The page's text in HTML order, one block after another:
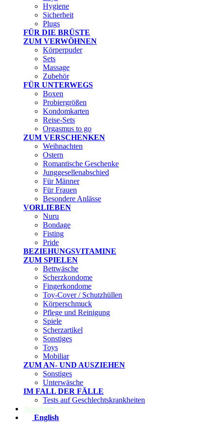
Hygiene
Sicherheit
Plugs
FÜR DIE BRÜSTE
ZUM VERWÖHNEN
Körperpuder
Sets
Massage
Zubehör
FÜR UNTERWEGS
Boxen
Probiergrößen
Kondomkarten
Reise-Sets
Orgasmus to go
ZUM VERSCHENKEN
Weihnachten
Ostern
Romantische Geschenke
Junggesellenabschied
Für Männer
Für Frauen
Besondere Anlässe
VORLIEBEN
Nuru
Bondage
Fisting
Pride
BEZIEHUNGSVITAMINE
ZUM SPIELEN
Bettwäsche
Scherzkondome
Fingerkondome
Toy-Cover / Schutzhüllen
Körperschmuck
Pflege und Reinigung
Spiele
Scherzartikel
Sonstiges
Toys
Mobiliar
ZUM AN- UND AUSZIEHEN
Sonstiges
Unterwäsche
IM FALL DER FÄLLE
Tests auf Geschlechtskrankheiten
Angebote
English